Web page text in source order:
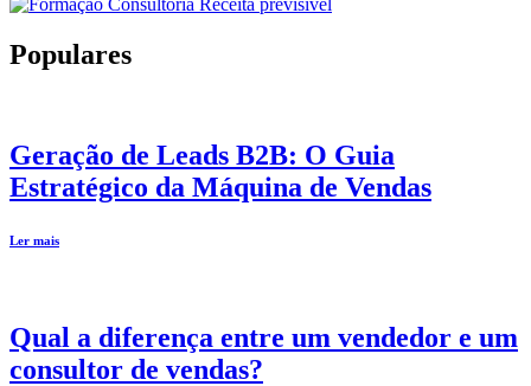
Populares
Geração de Leads B2B: O Guia
Estratégico da Máquina de Vendas
Ler mais
Qual a diferença entre um vendedor e um
consultor de vendas?